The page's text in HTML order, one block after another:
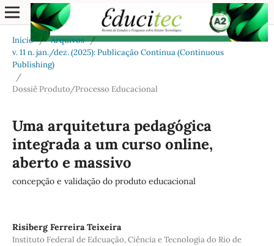
Início / Arquivos /
v. 11 n. jan./dez. (2025): Publicação Contínua (Continuous
Publishing)
/
Dossiê Produto/Processo Educacional
Uma arquitetura pedagógica
integrada a um curso online,
aberto e massivo
concepção e validação do produto educacional
Risiberg Ferreira Teixeira
Instituto Federal de Edcuação, Ciência e Tecnologia do Rio de